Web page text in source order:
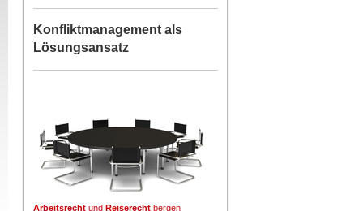
Konfliktmanagement als
Lösungsansatz
Arbeitsrecht und Reiserecht bergen